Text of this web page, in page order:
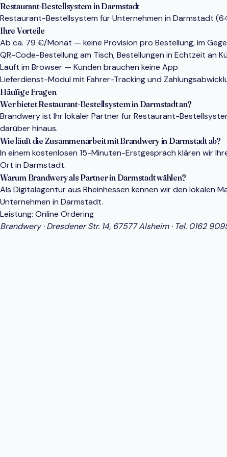
Restaurant-Bestellsystem in Darmstadt
Restaurant-Bestellsystem für Unternehmen in Darmstadt
Ihre Vorteile
Ab ca. 79 €/Monat — keine Provision pro Bestellung, im
QR-Code-Bestellung am Tisch, Bestellungen in Echtzeit an
Läuft im Browser — Kunden brauchen keine App
Lieferdienst-Modul mit Fahrer-Tracking und
Häufige Fragen
Wer bietet Restaurant-Bestellsystem in Darmstadt an?
Brandwery ist Ihr lokaler Partner für Restaurant-
darüber hinaus.
Wie läuft die Zusammenarbeit mit Brandwery in Darmstadt ab?
In einem kostenlosen 15-Minuten-Erstgespräch klären wir
Ort in Darmstadt.
Warum Brandwery als Partner in Darmstadt wählen?
Als Digitalagentur aus Rheinhessen kennen wir den lokalen
Unternehmen in Darmstadt.
Leistung: Online Ordering
Brandwery · Dresdener Str. 14, 67577 Alsheim · Tel. 0162